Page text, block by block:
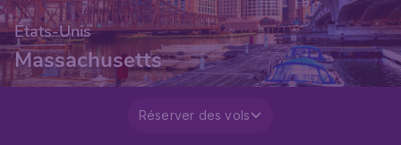
États-Unis
Massachusetts
Réserver des vols